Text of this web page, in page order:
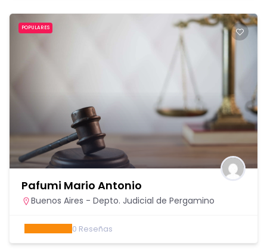
POPULARES
Pafumi Mario Antonio
Buenos Aires - Depto. Judicial de Pergamino
0 Reseñas